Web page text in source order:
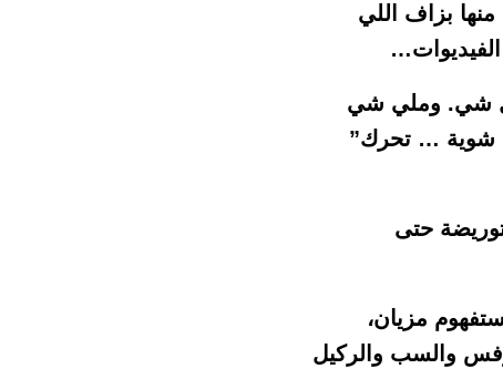
بزاف اللي
كل شي. وملي شي
شوية … تحرك”
حتى
مزيان،
والسب والركيل